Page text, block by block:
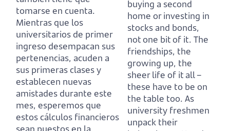
tomarse en cuenta.
Mientras que los
universitarios de primer
ingreso desempacan sus
pertenencias, acuden a
sus primeras clases y
establecen nuevas
amistades durante este
mes, esperemos que
estos cálculos financieros
sean puestos en la
buying a second
home or investing in
stocks and bonds,
not one bit of it. The
friendships, the
growing up, the
sheer life of it all –
these have to be on
the table too. As
university freshmen
unpack their